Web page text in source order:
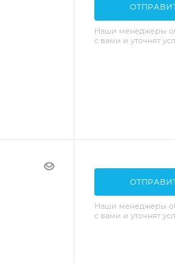
Наши менеджеры
с вами и уточнят
Наши менеджеры
с вами и уточнят